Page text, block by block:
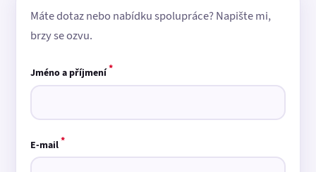
Máte dotaz nebo nabídku spolupráce? Napište mi,
brzy se ozvu.
Jméno a příjmení*
E-mail*